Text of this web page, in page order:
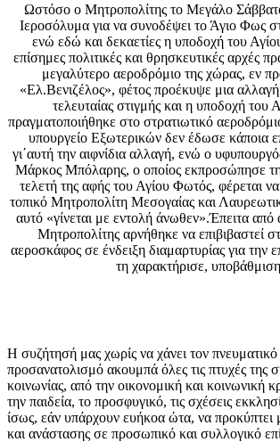
Ωστόσο ο Μητροπολίτης το Μεγάλο
Ιεροσόλυμα για να συνοδέψει το Άγιο Φως
ενώ εδώ και δεκαετίες η υποδοχή του
επίσημες πολιτικές και θρησκευτικές αρχές
μεγαλύτερο αεροδρόμιο της χώρας, εν
«Ελ.Βενιζέλος», φέτος προέκυψε μια αλλαγή
τελευταίας στιγμής και η υποδοχή του
πραγματοποιήθηκε στο στρατιωτικό
υπουργείο Εξωτερικών δεν έδωσε κάποια
γι΄αυτή την αιφνίδια αλλαγή, ενώ ο
Μάρκος Μπόλαρης, ο οποίος εκπροσώπησε
τελετή της αφής του Αγίου Φωτός, φέρεται
τοπικό Μητροπολίτη Μεσογαίας και
αυτό «γίνεται με εντολή άνωθεν».Έπειτα από
Μητροπολίτης αρνήθηκε να επιβιβαστεί
αεροσκάφος σε ένδειξη διαμαρτυρίας για την
τη χαρακτήρισε,
Η συζήτησή μας χωρίς να χάνει τον πνευματικό
προσανατολισμό ακουμπά όλες τις πτυχές της
κοινωνίας, από την οικονομική και κοινωνική
την παιδεία, το προσφυγικό, τις σχέσεις
ίσως, εάν υπάρχουν ευήκοα ώτα, να προκύπτει
και ανάστασης σε προσωπικό και συλλογικό